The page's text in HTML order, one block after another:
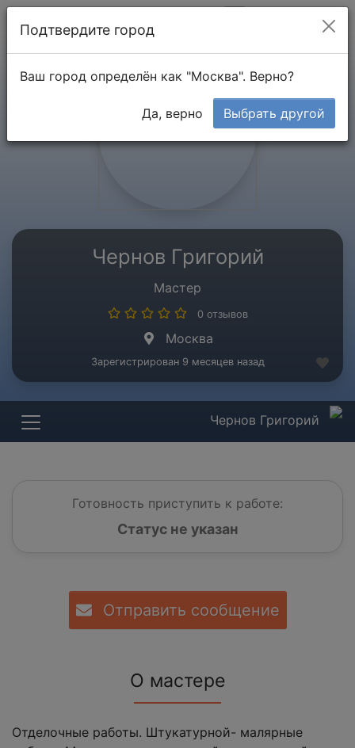
Чернов Григорий
Мастер
0 отзывов
Москва
Зарегистрирован 9 месяцев назад
Чернов Григорий
Готовность приступить к работе:
Статус не указан
Отправить сообщение
О мастере
Отделочные работы. Штукатурной- малярные
Подтвердите город
Ваш город определён как "Москва". Верно?
Да, верно Выбрать другой